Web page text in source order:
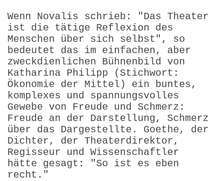
Wenn Novalis schrieb: "Das Theater
ist die tätige Reflexion des
Menschen über sich selbst", so
bedeutet das im einfachen, aber
zweckdienlichen Bühnenbild von
Katharina Philipp (Stichwort:
Ökonomie der Mittel) ein buntes,
komplexes und spannungsvolles
Gewebe von Freude und Schmerz:
Freude an der Darstellung, Schmerz
über das Dargestellte. Goethe, der
Dichter, der Theaterdirektor,
Regisseur und Wissenschaftler
hätte gesagt: "So ist es eben
recht."